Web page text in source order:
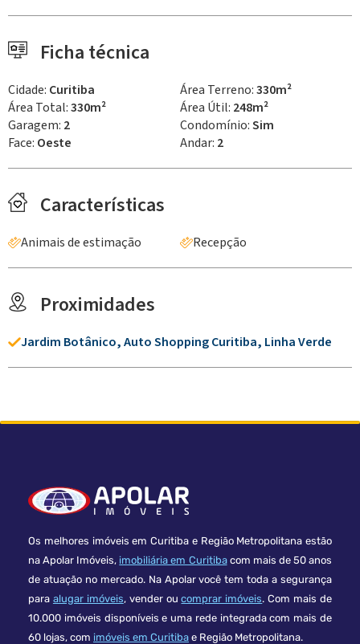
Ficha técnica
Cidade: Curitiba Área Terreno:330m²
Área Total:330m² Área Útil: 248m²
Garagem: 2 Condomínio:Sim
Face: Oeste Andar: 2
Características
Animais de estimação Recepção
Proximidades
Jardim Botânico, Auto Shopping Curitiba, Linha Verde
Os melhores imóveis em Curitiba e Região Metropolitana estão
na Apolar Imóveis, imobiliária em Curitibacom mais de 50 anos
de atuação no mercado. Na Apolar você tem toda a segurança
para alugar imóveis, vender oucomprar imóveis. Com mais de
10.000 imóveis disponíveis e uma rede integrada com mais de
60 lojas, com imóveis em Curitiba e Região Metropolitana.